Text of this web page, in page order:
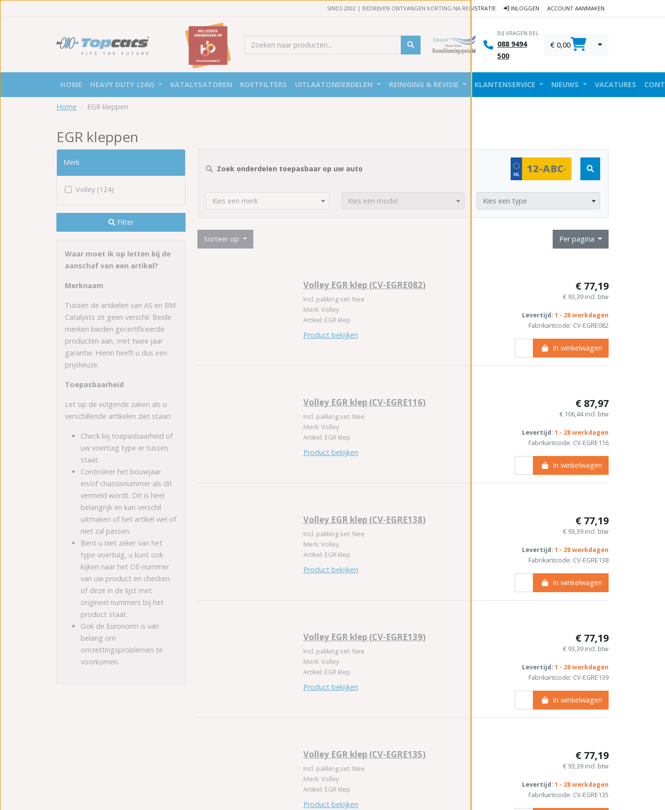
SINDS 2002 | BEDRIJVEN ONTVANGEN KORTING NA REGISTRATIE INLOGGEN ACCOUNT AANMAKEN
BIJ VRAGEN BEL
088 9494
500
€ 0,00
HOME HEAVY DUTY (24V) KATALYSATOREN ROETFILTERS UITLAATONDERDELEN REINIGING & REVISIE KLANTENSERVICE NIEUWS VACATURES
Home EGR kleppen
EGR kleppen
Merk
Volley (124)
Filter
Waar moet ik op letten bij de
aanschaf van een artikel?
Merknaam
Tussen de artikelen van AS en BM
Catalysts zit geen verschil. Beide
merken bieden gecertificeerde
producten aan, met twee jaar
garantie. Hierin heeft u dus een
prijskeuze.
Toepasbaarheid
Let op de volgende zaken als u
verschillende artikelen ziet staan:
Check bij toepasbaarheid of
uw voertuig type er tussen
staat.
Controleer het bouwjaar
en/of chassisnummer als dit
vermeld wordt. Dit is heel
belangrijk en kan verschil
uitmaken of het artikel wel of
niet zal passen.
Bent u niet zeker van het
type voertuig, u kunt ook
kijken naar het OE-nummer
van uw product en checken
of deze in de lijst met
origineel nummers bij het
product staat.
Ook de Euronorm is van
belang om
omzettingsproblemen te
voorkomen.
Zoek onderdelen toepasbaar op uw auto
Kies een merk Kies een model Kies een type
Sorteer op Per pagina
Volley EGR klep (CV-EGRE082)
Incl. pakking set: Nee
Merk: Volley
Artikel: EGR klep
Product bekijken
€ 77,19
€ 93,39 incl. btw
Levertijd: 1 - 28 werkdagen
Fabrikantcode: CV-EGRE082
In winkelwagen
Volley EGR klep (CV-EGRE116)
Incl. pakking set: Nee
Merk: Volley
Artikel: EGR klep
Product bekijken
€ 87,97
€ 106,44 incl. btw
Levertijd: 1 - 28 werkdagen
Fabrikantcode: CV-EGRE116
In winkelwagen
Volley EGR klep (CV-EGRE138)
Incl. pakking set: Nee
Merk: Volley
Artikel: EGR klep
Product bekijken
€ 77,19
€ 93,39 incl. btw
Levertijd: 1 - 28 werkdagen
Fabrikantcode: CV-EGRE138
In winkelwagen
Volley EGR klep (CV-EGRE139)
Incl. pakking set: Nee
Merk: Volley
Artikel: EGR klep
Product bekijken
€ 77,19
€ 93,39 incl. btw
Levertijd: 1 - 28 werkdagen
Fabrikantcode: CV-EGRE139
In winkelwagen
Volley EGR klep (CV-EGRE135)
Incl. pakking set: Nee
Merk: Volley
Artikel: EGR klep
Product bekijken
€ 77,19
€ 93,39 incl. btw
Levertijd: 1 - 28 werkdagen
Fabrikantcode: CV-EGRE135